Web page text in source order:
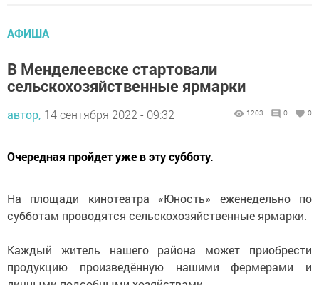
АФИША
В Менделеевске стартовали
сельскохозяйственные ярмарки
автор, 14 сентября 2022 - 09:32 1203 0 0
Очередная пройдет уже в эту субботу.
На площади кинотеатра «Юность» еженедельно по
субботам проводятся сельскохозяйственные ярмарки.
Каждый житель нашего района может приобрести
продукцию произведённую нашими фермерами и